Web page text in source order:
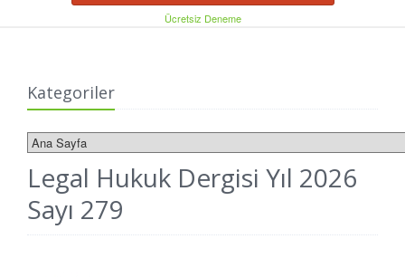
Ücretsiz Deneme
Kategoriler
Legal Hukuk Dergisi Yıl 2026
Sayı 279